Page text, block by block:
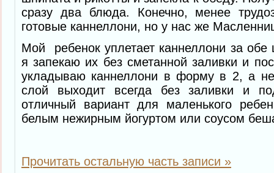
сразу два блюда. Конечно, менее
готовые каннеллони, но у нас же
Мой ребенок уплетает каннеллони за
я запекаю их без сметанной заливки и
укладываю каннеллони в форму в 2, а
слой выходит всегда без заливки и
отличный вариант для маленького
белым нежирным йогуртом или соусом
Прочитать остальную часть записи »